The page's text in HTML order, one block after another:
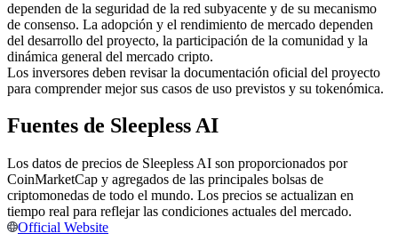
Disfruta del reparto de beneficios y comisiones de copy trading
dependen de la seguridad de la red subyacente y de su mecanismo
de consenso. La adopción y el rendimiento de mercado dependen
del desarrollo del proyecto, la participación de la comunidad y la
dinámica general del mercado cripto.
Los inversores deben revisar la documentación oficial del proyecto
para comprender mejor sus casos de uso previstos y su tokenómica.
Fuentes de Sleepless AI
Los datos de precios de Sleepless AI son proporcionados por
CoinMarketCap y agregados de las principales bolsas de
criptomonedas de todo el mundo. Los precios se actualizan en
tiempo real para reflejar las condiciones actuales del mercado.
Official Website